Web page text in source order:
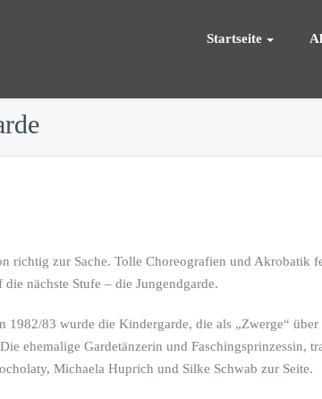
Startseite
richtig zur Sache. Tolle Choreografien und Akrobatik
nächste Stufe – die Jungendgarde.
1982/83 wurde die Kindergarde, die als „Zwerge“
ehemalige Gardetänzerin und Faschingsprinzessin,
Michaela Huprich und Silke Schwab zur Seite.